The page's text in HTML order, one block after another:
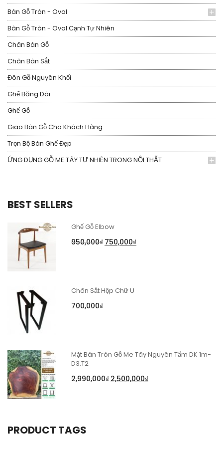
Bàn Gỗ Tròn - Oval
Bàn Gỗ Tròn - Oval Cạnh Tự Nhiên
Chân Bàn Gỗ
Chân Bàn Sắt
Đôn Gỗ Nguyên Khối
Ghế Băng Dài
Ghế Gỗ
Giao Bàn Gỗ Cho Khách Hàng
Trọn Bộ Bàn Ghế Đẹp
ỨNG DỤNG GỖ ME TÂY TỰ NHIÊN TRONG NỘI THẤT
BEST SELLERS
Ghế Gỗ Elbow
950,000₫ 750,000₫
Chân Sắt Hộp Chữ U
700,000₫
Mặt Bàn Tròn Gỗ Me Tây Nguyên Tấm DK 1m-
D3.T2
2,990,000₫ 2,500,000₫
PRODUCT TAGS